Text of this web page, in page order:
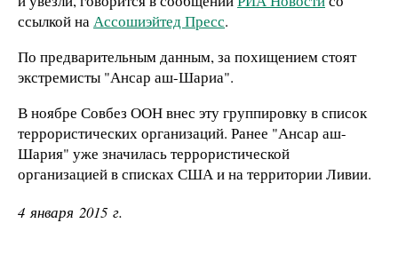
ссылкой наАссошиэйтед Пресс.
По предварительным данным, за похищением стоят
экстремисты "Ансар аш-Шариа".
В ноябре Совбез ООН внес эту группировку в список
террористических организаций. Ранее "Ансар аш-
Шария" уже значилась террористической
организацией в списках США и на территории Ливии.
4 января 2015 г.